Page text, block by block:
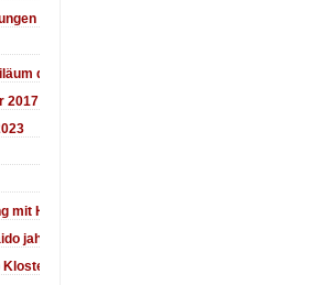
des Aiki-Dojo's 2017
2017
mit Headmaster Ralf Gumpfer
jahrestreffen
Duderstadt